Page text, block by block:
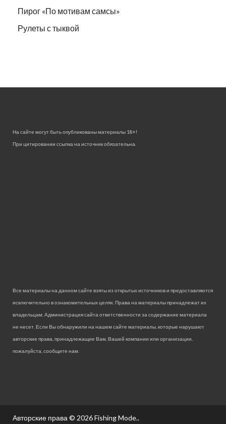
Пирог «По мотивам самсы»
Рулеты с тыквой
На сайте могут быть опубликованы материалы 18+!
При цитировании ссылка на источник обязательна.
Все материалы на данном сайте взяты из открытых источников и предоставляются
исключительно в ознакомительных целях. Права на материалы принадлежат их
владельцам. Администрация сайта ответственности за содержание материала
не несет. Если Вы обнаружили на нашем сайте материалы, которые нарушают
авторские права, принадлежащие Вам, Вашей компании или организации,
пожалуйста, сообщите нам.
Авторские права © 2026Fishing Mode..